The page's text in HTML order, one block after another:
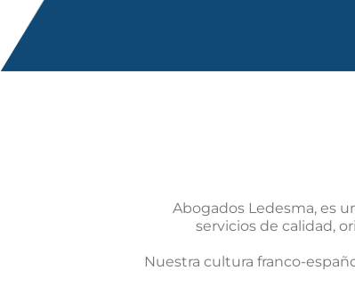
Abogados Ledesma, es
servicios de calidad,
Nuestra cultura franco-